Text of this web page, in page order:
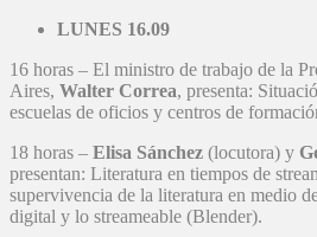
LUNES 16.09
16 horas – El ministro de trabajo de la
Aires, Walter Correa, presenta:
escuelas de oficios y centros de
18 horas – Elisa Sánchez (locutora) y
presentan: Literatura en tiempos de
supervivencia de la literatura en medio
digital y lo streameable (Blender).